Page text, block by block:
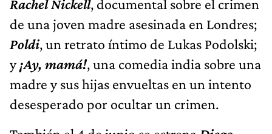
Rachel Nickell, documental sobre el crimen
de una joven madre asesinada en Londres;
Poldi, un retrato íntimo de Lukas Podolski;
y¡Ay, mamá!, una comedia india sobre una
madre y sus hijas envueltas en un intento
desesperado por ocultar un crimen.